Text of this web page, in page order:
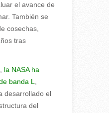
el avance de
También se
cosechas,
tras
la NASA ha
banda L,
desarrollado el
del